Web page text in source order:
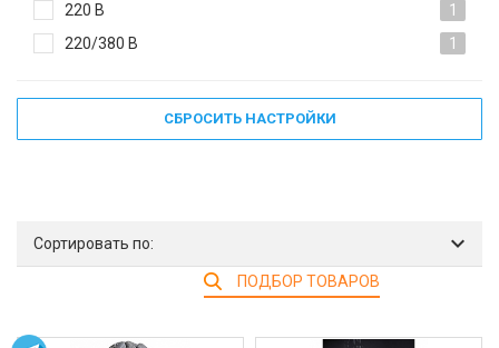
220 В
1
220/380 В
1
СБРОСИТЬ НАСТРОЙКИ
Сортировать по:
ПОДБОР ТОВАРОВ